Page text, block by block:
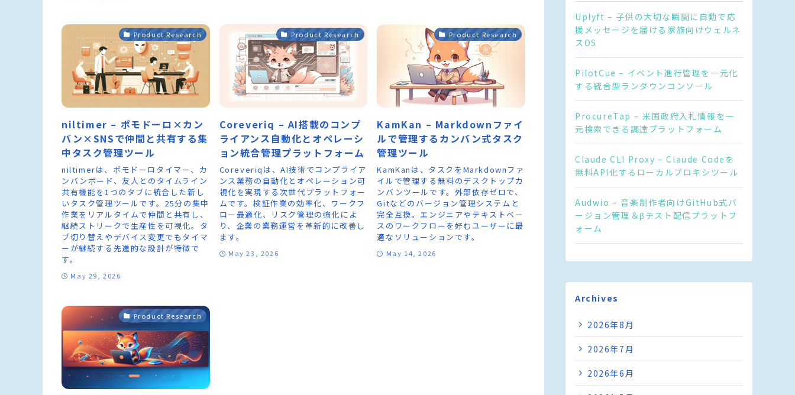
Product Research
niltimer – ポモドーロ×カン
バン×SNSで仲間と共有する集
中タスク管理ツール
niltimerは、ポモドーロタイマー、カ
ンバンボード、友人とのタイムライン
共有機能を1つのタブに統合した新し
いタスク管理ツールです。25分の集中
作業をリアルタイムで仲間と共有し、
継続ストリークで生産性を可視化。タ
ブ切り替えやデバイス変更でもタイマ
ーが継続する先進的な設計が特徴で
す。
May 29, 2026
Product Research
Coreveriq – AI搭載のコンプ
ライアンス自動化とオペレーシ
ョン統合管理プラットフォーム
Coreveriqは、AI技術でコンプライア
ンス業務の自動化とオペレーション可
視化を実現する次世代プラットフォー
ムです。検証作業の効率化、ワークフ
ロー最適化、リスク管理の強化によ
り、企業の業務運営を革新的に改善し
ます。
May 23, 2026
Product Research
KamKan – Markdownファイ
ルで管理するカンバン式タスク
管理ツール
KamKanは、タスクをMarkdownファ
イルで管理する無料のデスクトップカ
ンバンツールです。外部依存ゼロで、
Gitなどのバージョン管理システムと
完全互換。エンジニアやテキストベー
スのワークフローを好むユーザーに最
適なソリューションです。
May 14, 2026
Product Research
Uplyft – 子供の大切な瞬間に自動で応
援メッセージを届ける家族向けウェルネ
スOS
PilotCue – イベント進行管理を一元化
する統合型ランダウンコンソール
ProcureTap – 米国政府入札情報を一
元検索できる調達プラットフォーム
Claude CLI Proxy – Claude Codeを
無料API化するローカルプロキシツール
Audwio – 音楽制作者向けGitHub式バ
ージョン管理＆βテスト配信プラットフ
ォーム
Archives
2026年8月
2026年7月
2026年6月